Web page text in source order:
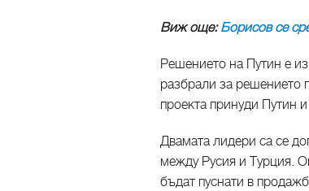
Виж още:Борисов се
Решението на Путин е
разбрали за решението
проекта принуди Путин
Двамата лидери са се
между Русия и Турция.
бъдат пуснати в